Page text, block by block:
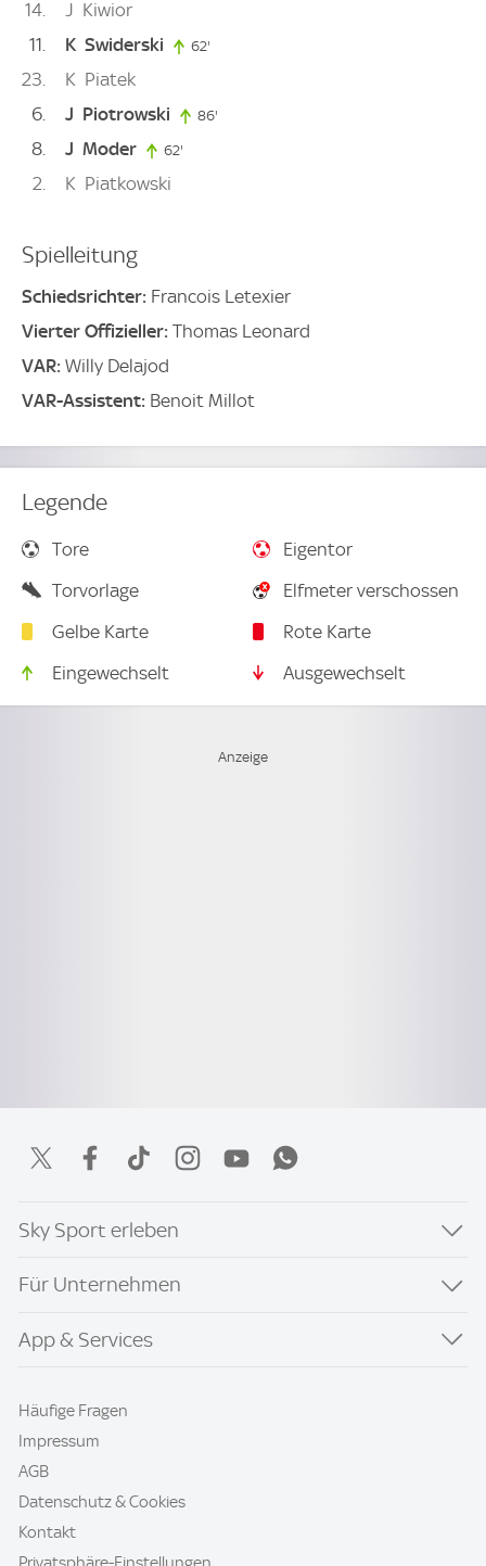
14
J Kiwior
11
K Swiderski 62'
23 K Piatek
6
J Piotrowski 86'
8 J Moder 62'
2 K Piatkowski
Spielleitung
Schiedsrichter: Francois Letexier
Vierter Offizieller: Thomas Leonard
VAR: Willy Delajod
VAR-Assistent: Benoit Millot
Legende
Tore
Eigentor
Torvorlage
Elfmeter verschossen
Gelbe Karte
Rote Karte
Eingewechselt
Ausgewechselt
Sky Sport erleben
Für Unternehmen
App & Services
Häufige Fragen
Impressum
AGB
Datenschutz & Cookies
Kontakt